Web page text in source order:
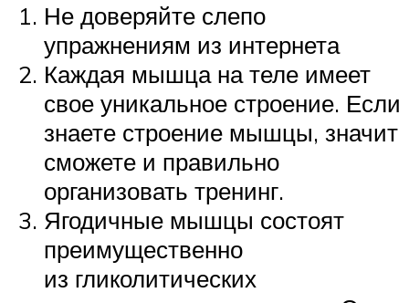
Не доверяйте слепо
упражнениям из интернета
Каждая мышца на теле имеет
свое уникальное строение. Если
знаете строение мышцы, значит
сможете и правильно
организовать тренинг.
Ягодичные мышцы состоят
преимущественно
из гликолитических